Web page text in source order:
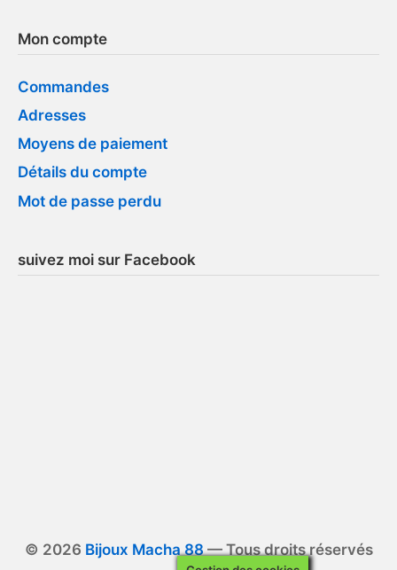
Mon compte
Commandes
Adresses
Moyens de paiement
Détails du compte
Mot de passe perdu
suivez moi sur Facebook
© 2026 Bijoux Macha 88— Tous droits réservés